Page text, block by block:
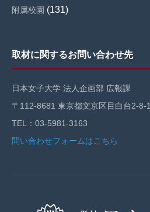
附属校園 (131)
取材に関するお問い合わせ先
日本女子大学 法人企画部 広報課
〒112-8681 東京都文京区目白台2-8-1
TEL：03-5981-3163
問い合わせフォームはこちら